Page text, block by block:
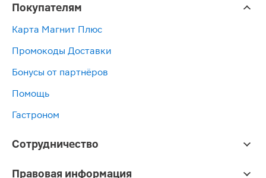
Покупателям
Карта Магнит Плюс
Промокоды Доставки
Бонусы от партнёров
Помощь
Гастроном
Сотрудничество
Правовая информация